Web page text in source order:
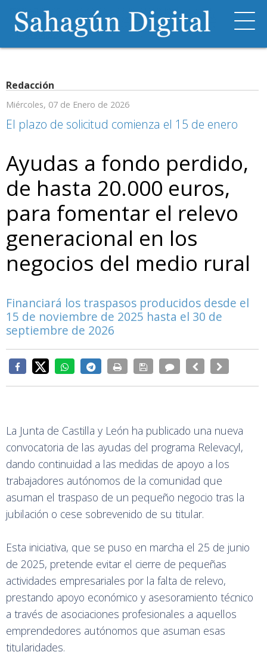
Redacción
Miércoles, 07 de Enero de 2026
El plazo de solicitud comienza el 15 de enero
Ayudas a fondo perdido,
de hasta 20.000 euros,
para fomentar el relevo
generacional en los
negocios del medio rural
Financiará los traspasos producidos desde el
15 de noviembre de 2025 hasta el 30 de
septiembre de 2026
La Junta de Castilla y León ha publicado una nueva
convocatoria de las ayudas del programa Relevacyl,
dando continuidad a las medidas de apoyo a los
trabajadores autónomos de la comunidad que
asuman el traspaso de un pequeño negocio tras la
jubilación o cese sobrevenido de su titular.
Esta iniciativa, que se puso en marcha el 25 de junio
de 2025, pretende evitar el cierre de pequeñas
actividades empresariales por la falta de relevo,
prestando apoyo económico y asesoramiento técnico
a través de asociaciones profesionales a aquellos
emprendedores autónomos que asuman esas
titularidades.